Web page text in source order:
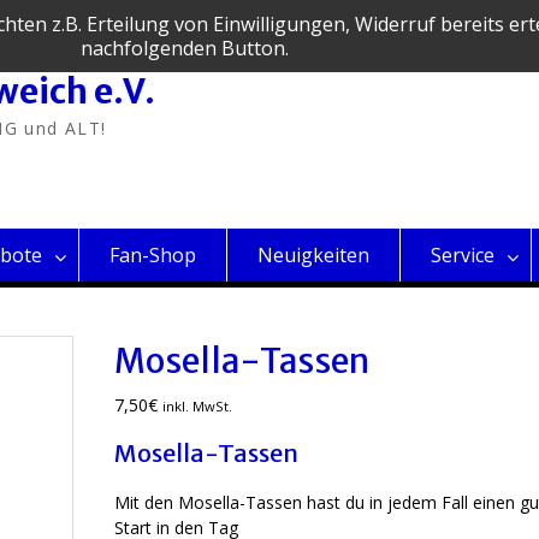
e.V.
und ALT!
Fan-Shop Neuigkeiten Service
Mosella-Tassen
7,50€ inkl. MwSt.
Mosella-Tassen
Mit den Mosella-Tassen hast du in jedem Fall einen
Start in den Tag
z.B. Erteilung von Einwilligungen, Widerruf bereits
nachfolgenden Button.